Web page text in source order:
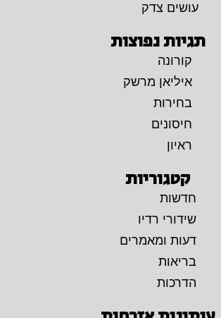
עושים צדק
תגיות נפוצות
קורונה
איליאן מרשק
בחירות
חיסונים
ראיון
קטגוריות
חדשות
שידורי רדיו
דעות ומאמרים
בריאות
הדרכות